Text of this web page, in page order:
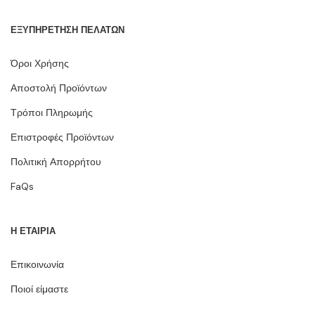
ΕΞΥΠΗΡΕΤΗΣΗ ΠΕΛΑΤΩΝ
Όροι Χρήσης
Αποστολή Προϊόντων
Τρόποι Πληρωμής
Επιστροφές Προϊόντων
Πολιτική Απορρήτου
FaQs
Η ΕΤΑΙΡΙΑ
Επικοινωνία
Ποιοί είμαστε